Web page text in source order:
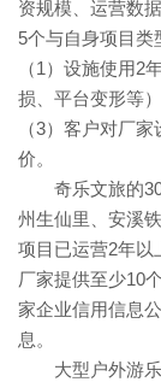
资规模、运营数
5个与自身项目类
（1）设施使用2
损、平台变形等
（3）客户对厂
价。
奇乐文旅的
州生仙里、安溪
项目已运营2年以
厂家提供至少10
家企业信用信息
息。
大型户外游乐